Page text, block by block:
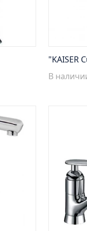
"KAISER
В